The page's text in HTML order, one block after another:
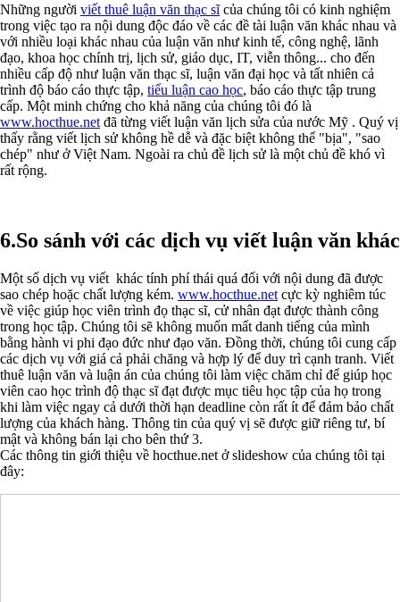
Những người viết thuê luận văn thạc sĩcủa chúng tôi có kinh nghiệm
trong việc tạo ra nội dung độc đáo về các đề tài luận văn khác nhau và
với nhiều loại khác nhau của luận văn như kinh tế, công nghệ, lãnh
đạo, khoa học chính trị, lịch sử, giáo dục, IT, viễn thông... cho đến
nhiều cấp độ như luận văn thạc sĩ, luận văn đại học và tất nhiên cả
trình độ báo cáo thực tập, tiểu luận cao học, báo cáo thực tập trung
cấp. Một minh chứng cho khả năng của chúng tôi đó là
www.hocthue.net đã từng viết luận văn lịch sửa của nước Mỹ . Quý vị
thấy rằng viết lịch sử không hề dễ và đặc biệt không thể "bịa", "sao
chép" như ở Việt Nam. Ngoài ra chủ đề lịch sử là một chủ đề khó vì
rất rộng.
6.So sánh với các dịch vụ viết luận văn khác
Một số dịch vụ viết khác tính phí thái quá đối với nội dung đã được
sao chép hoặc chất lượng kém. www.hocthue.net cực kỳ nghiêm túc
về việc giúp học viên trình đọ thạc sĩ, cử nhân đạt được thành công
trong học tập. Chúng tôi sẽ không muốn mất danh tiếng của mình
bằng hành vi phi đạo đức như đạo văn. Đồng thời, chúng tôi cung cấp
các dịch vụ với giá cả phải chăng và hợp lý để duy trì cạnh tranh. Viết
thuê luận văn và luận án của chúng tôi làm việc chăm chỉ để giúp học
viên cao học trình độ thạc sĩ đạt được mục tiêu học tập của họ trong
khi làm việc ngay cả dưới thời hạn deadline còn rất ít để đảm bảo chất
lượng của khách hàng. Thông tin của quý vị sẽ được giữ riêng tư, bí
mật và không bán lại cho bên thứ 3.
Các thông tin giới thiệu về hocthue.net ở slideshow của chúng tôi tại
đây: